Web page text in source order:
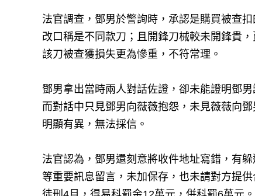
法官調查，鄧男於警詢時，承認是購買被查
改口稱是不同款刀；且開鋒刀械較未開鋒貴
該刀被查獲損失更為慘重，不符常理。
鄧男拿出當時兩人對話佐證，卻未能證明鄧
而對話中只見鄧男向薇薇抱怨，未見薇薇向
明顯有異，無法採信。
法官認為，鄧男還刻意將收件地址寫錯，有
等重要訊息留言，未加保存，也未請對方提